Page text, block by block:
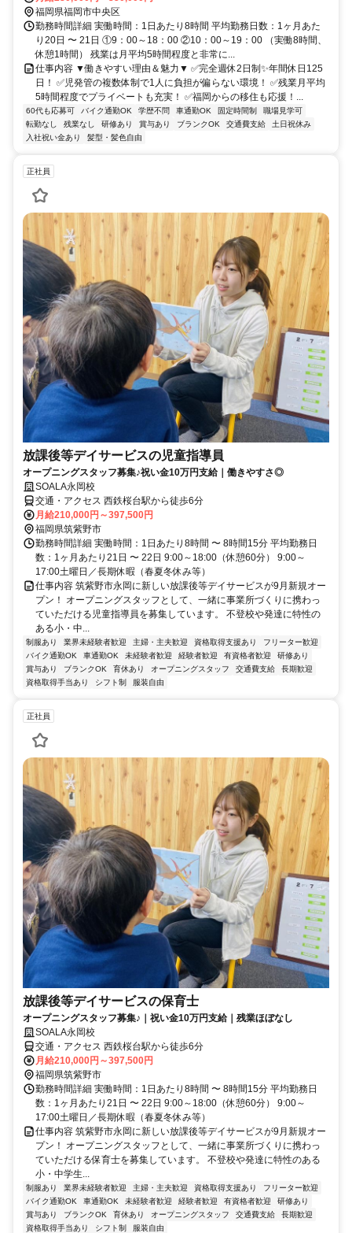
福岡県福岡市中央区
勤務時間詳細 実働時間：1日あたり8時間 平均勤務日数：1ヶ月あた
り20日 〜 21日 ①9：00～18：00 ②10：00～19：00 （実働8時間、
休憩1時間） 残業は月平均5時間程度と非常に...
仕事内容 ▼働きやすい理由＆魅力▼ ✅完全週休2日制✨年間休日125
日！ ✅児発管の複数体制で1人に負担が偏らない環境！ ✅残業月平均
5時間程度でプライベートも充実！ ✅福岡からの移住も応援！...
60代も応募可 バイク通勤OK 学歴不問 車通勤OK 固定時間制
職場見学可
転勤なし
残業なし 研修あり 賞与あり ブランクOK 交通費支給
土日祝休み
入社祝い金あり
髪型・髪色自由
正社員
放課後等デイサービスの児童指導員
オープニングスタッフ募集♪祝い金10万円支給｜働きやすさ◎
SOALA永岡校
交通・アクセス 西鉄桜台駅から徒歩6分
月給210,000円～397,500円
福岡県筑紫野市
勤務時間詳細 実働時間：1日あたり8時間 〜 8時間15分 平均勤務日
数：1ヶ月あたり21日 〜 22日 9:00～18:00（休憩60分） 9:00～
17:00土曜日／長期休暇（春夏冬休み等）
仕事内容 筑紫野市永岡に新しい放課後等デイサービスが9月新規オー
プン！ オープニングスタッフとして、一緒に事業所づくりに携わっ
ていただける児童指導員を募集しています。 不登校や発達に特性の
ある小・中...
制服あり 業界未経験者歓迎 主婦・主夫歓迎 資格取得支援あり
フリーター歓迎
バイク通勤OK
車通勤OK 未経験者歓迎 経験者歓迎 有資格者歓迎
研修あり
賞与あり
ブランクOK 育休あり オープニングスタッフ 交通費支給
長期歓迎
資格取得手当あり
シフト制 服装自由
正社員
放課後等デイサービスの保育士
オープニングスタッフ募集♪｜祝い金10万円支給｜残業ほぼなし
SOALA永岡校
交通・アクセス 西鉄桜台駅から徒歩6分
月給210,000円～397,500円
福岡県筑紫野市
勤務時間詳細 実働時間：1日あたり8時間 〜 8時間15分 平均勤務日
数：1ヶ月あたり21日 〜 22日 9:00～18:00（休憩60分） 9:00～
17:00土曜日／長期休暇（春夏冬休み等）
仕事内容 筑紫野市永岡に新しい放課後等デイサービスが9月新規オー
プン！ オープニングスタッフとして、一緒に事業所づくりに携わっ
ていただける保育士を募集しています。 不登校や発達に特性のある
小・中学生...
制服あり 業界未経験者歓迎 主婦・主夫歓迎 資格取得支援あり
フリーター歓迎
バイク通勤OK
車通勤OK 未経験者歓迎 経験者歓迎 有資格者歓迎
研修あり
賞与あり
ブランクOK 育休あり オープニングスタッフ 交通費支給
長期歓迎
資格取得手当あり
シフト制 服装自由